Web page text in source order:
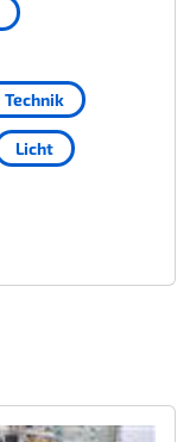
Technik
Licht